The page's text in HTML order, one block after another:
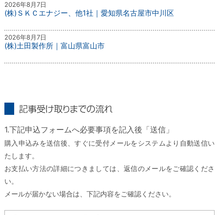
2026年8月7日
(株)ＳＫＣエナジー、他1社｜愛知県名古屋市中川区
2026年8月7日
(株)土田製作所｜富山県富山市
1.下記申込フォームへ必要事項を記入後「送信」
購入申込みを送信後、すぐに受付メールをシステムより自動送信い
たします。
お支払い方法の詳細につきましては、返信のメールをご確認くださ
い。
メールが届かない場合は、下記内容をご確認ください。